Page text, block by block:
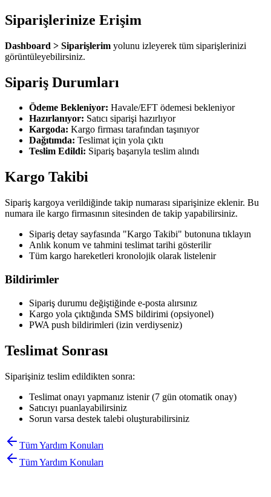
Siparişlerinize Erişim
Dashboard > Siparişlerim yolunu izleyerek tüm siparişlerinizi
görüntüleyebilirsiniz.
Sipariş Durumları
Ödeme Bekleniyor: Havale/EFT ödemesi bekleniyor
Hazırlanıyor: Satıcı siparişi hazırlıyor
Kargoda: Kargo firması tarafından taşınıyor
Dağıtımda: Teslimat için yola çıktı
Teslim Edildi: Sipariş başarıyla teslim alındı
Kargo Takibi
Sipariş kargoya verildiğinde takip numarası siparişinize eklenir. Bu
numara ile kargo firmasının sitesinden de takip yapabilirsiniz.
Sipariş detay sayfasında "Kargo Takibi" butonuna tıklayın
Anlık konum ve tahmini teslimat tarihi gösterilir
Tüm kargo hareketleri kronolojik olarak listelenir
Bildirimler
Sipariş durumu değiştiğinde e-posta alırsınız
Kargo yola çıktığında SMS bildirimi (opsiyonel)
PWA push bildirimleri (izin verdiyseniz)
Teslimat Sonrası
Siparişiniz teslim edildikten sonra:
Teslimat onayı yapmanız istenir (7 gün otomatik onay)
Satıcıyı puanlayabilirsiniz
Sorun varsa destek talebi oluşturabilirsiniz
Tüm Yardım Konuları
Tüm Yardım Konuları